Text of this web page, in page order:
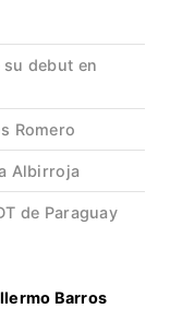
su debut en
Romero
Albirroja
de Paraguay
Barros